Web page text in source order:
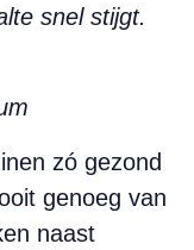
snel stijgt.
zó gezond
genoeg van
naast